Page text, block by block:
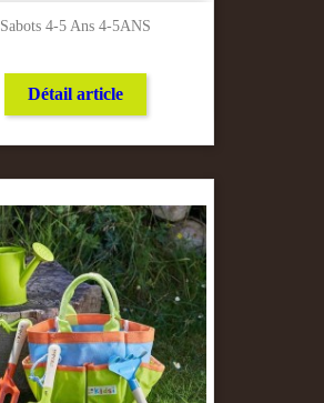
Sabots 4-5 Ans 4-5ANS
Détail article